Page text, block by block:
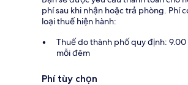
phí sau khi nhận hoặc trả phòng. Phí
loại thuế hiện hành:
Thuế do thành phố quy định: 9.00
mỗi đêm
Phí tùy chọn